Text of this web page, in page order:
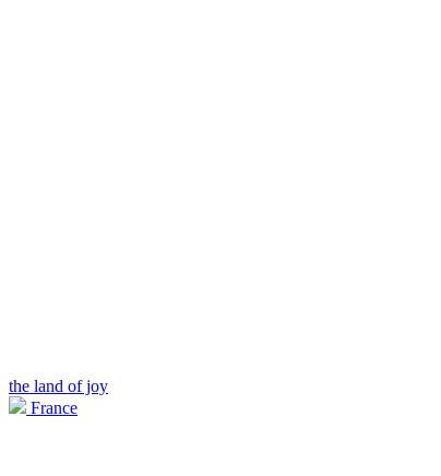
the land of joy
France